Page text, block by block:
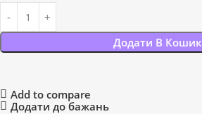
Додати В Кошик
Add to compare
Додати до бажань